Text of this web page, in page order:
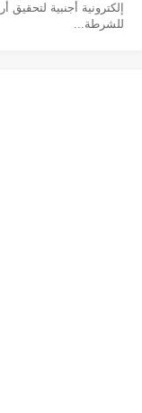
إلكترونية أجنبية
للشرطة...